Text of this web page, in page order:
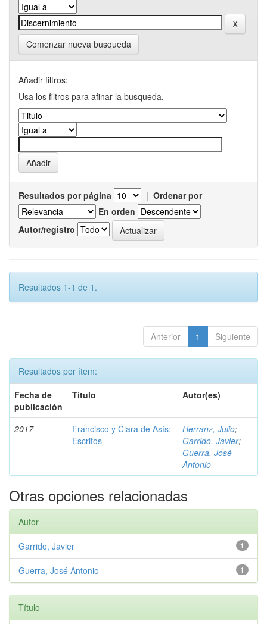
Comenzar nueva busqueda
Añadir filtros:
Usa los filtros para afinar la busqueda.
Resultados por página | Ordenar por
En orden
Autor/registro
Resultados 1-1 de 1.
Anterior 1 Siguiente
Resultados por ítem:
Fecha de
publicación
Título Autor(es)
2017
Francisco y Clara de Asís:
Escritos
Herranz, Julio;
Garrido, Javier;
Guerra, José
Antonio
Otras opciones relacionadas
Autor
1
Garrido, Javier
1
Guerra, José Antonio
Título